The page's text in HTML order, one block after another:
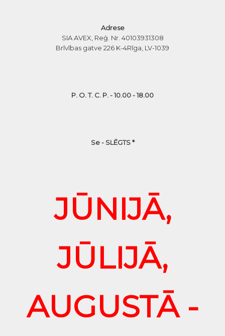
Adrese
SIA AVEX, Reģ. Nr. 40103931308
Brīvības gatve 226 K-4Rīga, LV-1039
P. O. T. C. P. - 10.00 - 18.00
Se - SLĒGTS *
JŪNIJĀ,
JŪLIJĀ,
AUGUSTĀ -